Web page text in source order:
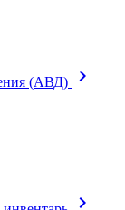
(АВД) keyboard_arrow_right
keyboard_arrow_right